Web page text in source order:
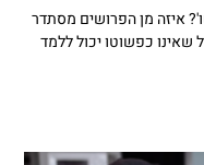
איזה מן הפרושים מסתדר
שאינו כפשוטו יכול ללמד